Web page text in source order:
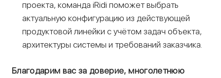
проекта, команда iRidi поможет выбрать
актуальную конфигурацию из действующей
продуктовой линейки с учётом задач объекта,
архитектуры системы и требований заказчика.
Благодарим вас за доверие, многолетнюю